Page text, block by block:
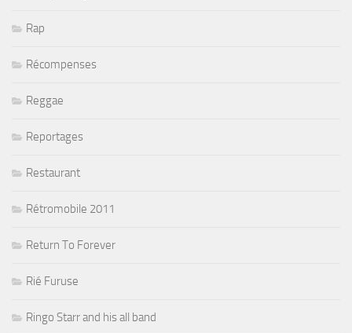
Rap
Récompenses
Reggae
Reportages
Restaurant
Rétromobile 2011
Return To Forever
Rié Furuse
Ringo Starr and his all band